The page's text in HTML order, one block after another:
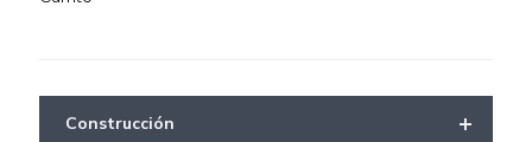
+
Construcción